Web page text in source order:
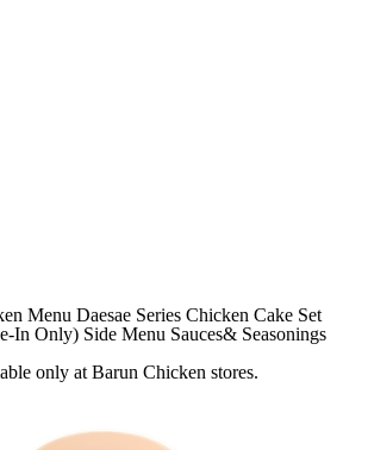
Menu Daesae Series Chicken Cake Set
In Only) Side Menu Sauces& Seasonings
only at Barun Chicken stores.